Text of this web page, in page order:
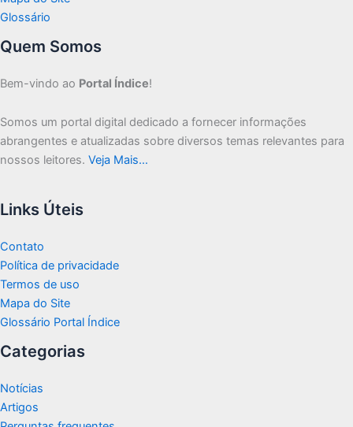
Glossário
Quem Somos
Bem-vindo ao Portal Índice!
Somos um portal digital dedicado a fornecer informações
abrangentes e atualizadas sobre diversos temas relevantes para
nossos leitores. Veja Mais…
Links Úteis
Contato
Política de privacidade
Termos de uso
Mapa do Site
Glossário Portal Índice
Categorias
Notícias
Artigos